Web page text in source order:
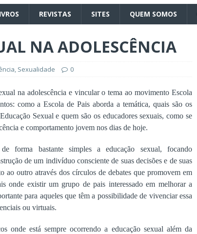
REVISTAS SITES QUEM SOMOS
NA ADOLESCÊNCIA
, Sexualidade 0
na adolescência e vincular o tema ao movimento Escola
como a Escola de Pais aborda a temática, quais são os
Sexual e quem são os educadores sexuais, como se
e comportamento jovem nos dias de hoje.
forma bastante simples a educação sexual, focando
de um indivíduo consciente de suas decisões e de suas
ao outro através dos círculos de debates que promovem em
onde existir um grupo de pais interessado em melhorar a
para aqueles que têm a possibilidade de vivenciar essa
ou virtuais.
onde está sempre ocorrendo a educação sexual além da